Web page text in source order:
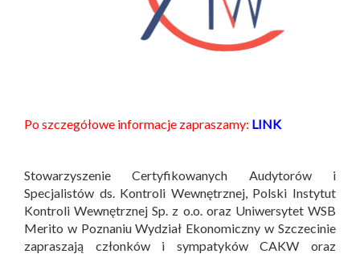
Po szczegółowe informacje zapraszamy: LINK
Stowarzyszenie Certyfikowanych Audytorów i
Specjalistów ds. Kontroli Wewnętrznej, Polski Instytut
Kontroli Wewnętrznej Sp. z o.o. oraz Uniwersytet WSB
Merito w Poznaniu Wydział Ekonomiczny w Szczecinie
zapraszają członków i sympatyków CAKW oraz